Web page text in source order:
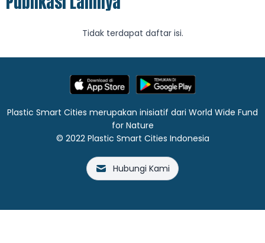
Tidak terdapat daftar isi.
Plastic Smart Cities merupakan inisiatif dari World Wide Fund
for Nature
© 2022 Plastic Smart Cities Indonesia
Hubungi Kami